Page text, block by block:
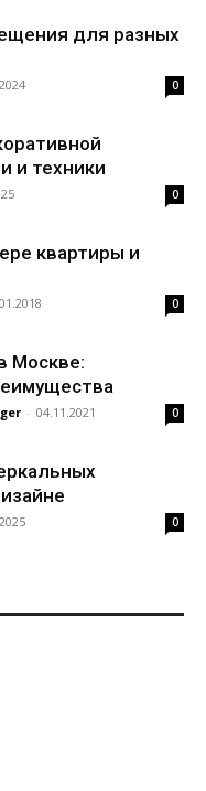
для разных
0
и техники
0
квартиры и
0
Москве:
- 04.11.2021 0
0